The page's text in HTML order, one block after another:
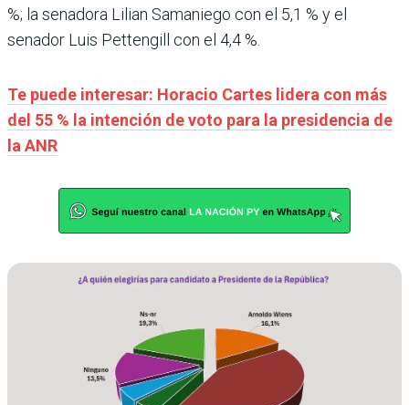
%; la senadora Lilian Samaniego con el 5,1 % y el
senador Luis Pettengill con el 4,4 %.
Te puede interesar: Horacio Cartes lidera con más
del 55 % la intención de voto para la presidencia de
la ANR